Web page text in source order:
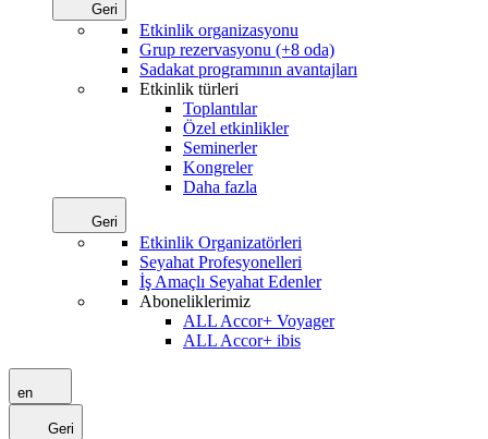
Geri
Etkinlik organizasyonu
Grup rezervasyonu (+8 oda)
Sadakat programının avantajları
Etkinlik türleri
Toplantılar
Özel etkinlikler
Seminerler
Kongreler
Daha fazla
Geri
Etkinlik Organizatörleri
Seyahat Profesyonelleri
İş Amaçlı Seyahat Edenler
Aboneliklerimiz
ALL Accor+ Voyager
ALL Accor+ ibis
en
Geri